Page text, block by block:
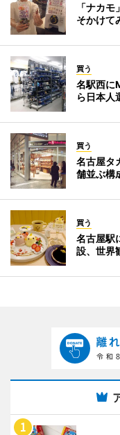
「ナカ
そかけて
買う
名駅西に
ら日本人
買う
名古屋タ
舗並ぶ構
買う
名古屋駅
設、世界